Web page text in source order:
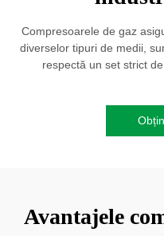
Compresoarele de gaz
diverselor tipuri de medii,
respectă un set strict
Avantajele